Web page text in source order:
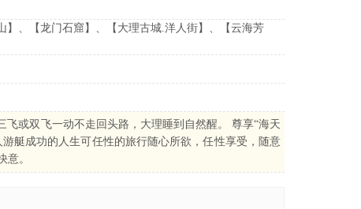
】、【龙门石窟】、【大理古城.洋人街】、【云海芳
飞或双飞一动不走回头路，大理睡到自然醒。 尊享“海天
艇成功的人生可任性的旅行随心所欲，任性享受，随意
意。